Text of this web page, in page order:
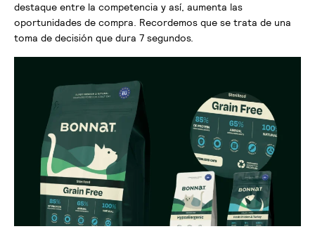
destaque entre la competencia y así, aumenta las
oportunidades de compra. Recordemos que se trata de una
toma de decisión que dura 7 segundos.